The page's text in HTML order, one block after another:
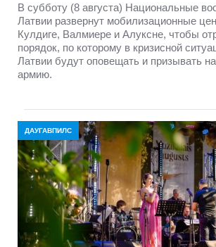
В субботу (8 августа) Национальные
Латвии развернут мобилизационные
Кулдиге, Валмиере и Алуксне, чтобы
порядок, по которому в кризисной
Латвии будут оповещать и призывать
армию.
ДАУГАВПИЛС